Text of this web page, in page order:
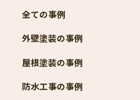
全ての事例
外壁塗装の事例
屋根塗装の事例
防水工事の事例